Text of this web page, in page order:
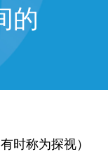
的
时称为探视）